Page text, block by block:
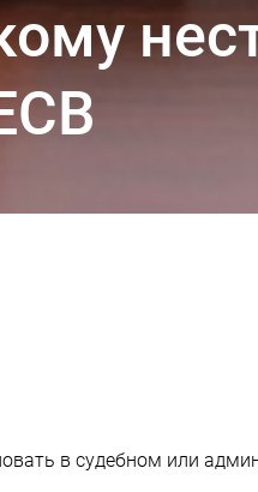
в судебном или